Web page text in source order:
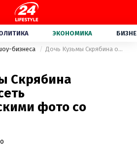
ЭКОНОМИКА
бизнеса Дочь Кузьмы Скрябина очаровала сеть романтическими фото со свадьбы
Скрябина
фото со